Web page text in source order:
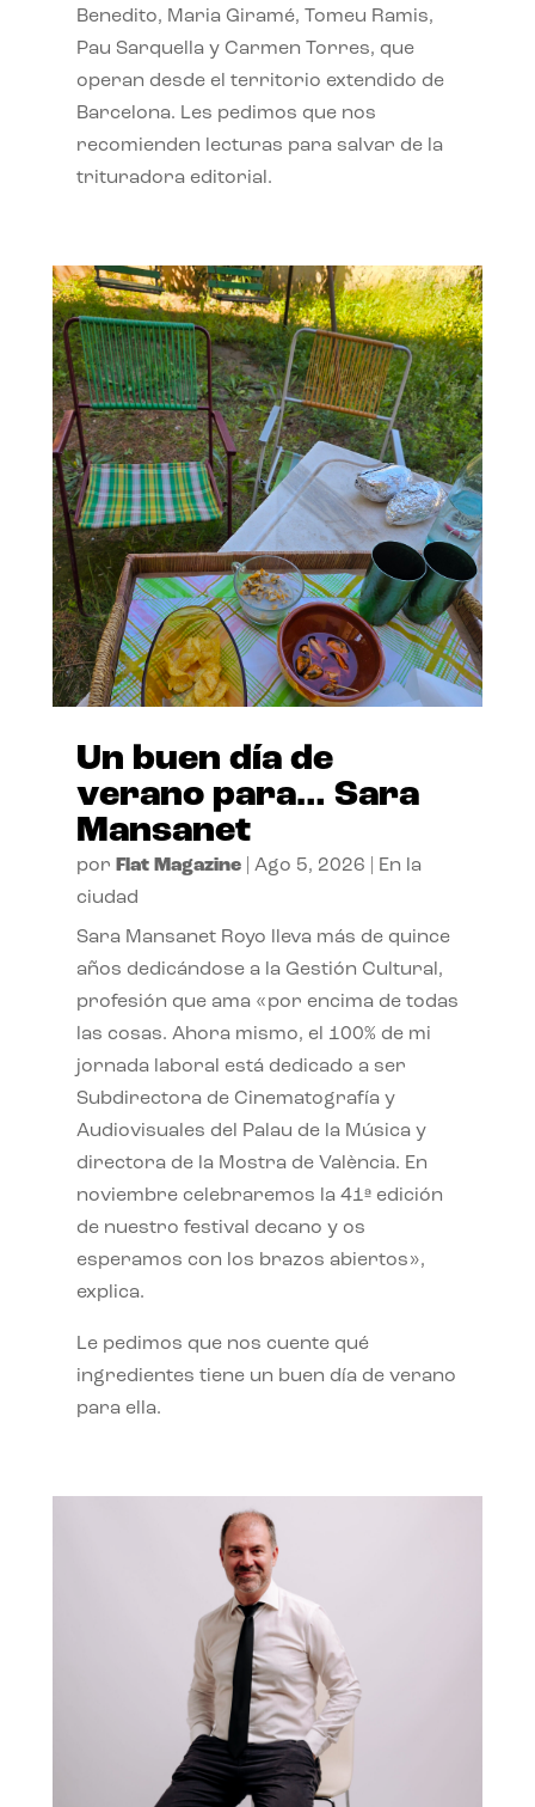
Benedito, Maria Giramé, Tomeu Ramis,
Pau Sarquella y Carmen Torres, que
operan desde el territorio extendido de
Barcelona. Les pedimos que nos
recomienden lecturas para salvar de la
trituradora editorial.
Un buen día de
verano para… Sara
Mansanet
por Flat Magazine| Ago 5, 2026
En la
ciudad
Sara Mansanet Royo lleva más de quince
años dedicándose a la Gestión Cultural,
profesión que ama «por encima de todas
las cosas. Ahora mismo, el 100% de mi
jornada laboral está dedicado a ser
Subdirectora de Cinematografía y
Audiovisuales del Palau de la Música y
directora de la Mostra de València. En
noviembre celebraremos la 41ª edición
de nuestro festival decano y os
esperamos con los brazos abiertos»,
explica.
Le pedimos que nos cuente qué
ingredientes tiene un buen día de verano
para ella.